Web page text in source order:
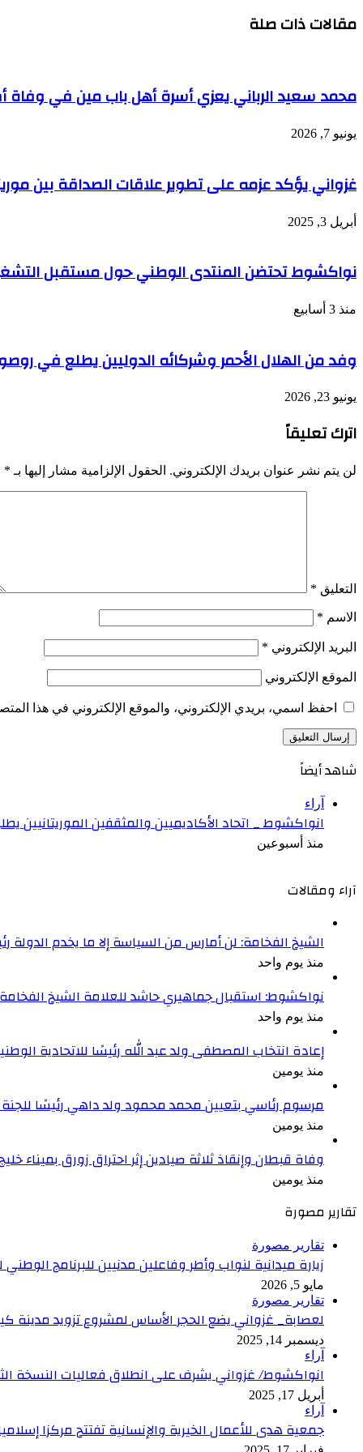
مقالات ذات صلة
محمد سعيد الرباني يعزي أسرة أهل باب مين في وفاة
يونيو 7, 2026
غزواني يؤكد عزمه على تطوير علاقات الصداقة بين
أبريل 3, 2025
نواكشوط تحتضن المنتدى الوطني حول مستقبل
منذ 3 أسابيع
وفد من الهلال الأحمر وشركائه الدوليين يطلع في
يونيو 23, 2026
اترك تعليقاً
لن يتم نشر عنوان بريدك الإلكتروني. الحقول الإلزامية مشار إليها بـ *
التعليق *
الاسم *
البريد الإلكتروني *
الموقع الإلكتروني
احفظ اسمي، بريدي الإلكتروني، والموقع الإلكتروني في هذا
شاهد أيضاً
آراء
انواكشوط _ اتحاد الأكاديميين والمثقفين الموريتانيين
منذ أسبوعين
آراء ومقالات
الشيخ الفخامة: لن أمارس من السياسة إلا ما يخدم
منذ يوم واحد
نواكشوط: استقبال جماهيري حاشد للعلامة الشيخ
منذ يوم واحد
إعادة انتخاب المصطفى ولد عبد الله رئيسًا للاتحادية
منذ يومين
مرسوم رئاسي بتعيين محمد محمود ولد داهي رئيسًا
منذ يومين
وفاة قبطان وإنقاذ ثلاثة صيادين إثر احتراق زورق بميناء
منذ يومين
تقارير مصورة
تقارير مصورة
زيارة ميدانية لنواب وأطر وفاعلين مدنيين للبرنامج
مايو 5, 2026
تقارير مصورة
لعصابة_ غزواني يضع الحجر الأساس لمشروع تزويد مدينة
ديسمبر 14, 2025
آراء
انواكشوط/ غزواني يشرف على انطلاق فعاليات النسخة
أبريل 17, 2025
آراء
جمعية هدى للأعمال الخيرية والإنسانية تفتتح مركزا